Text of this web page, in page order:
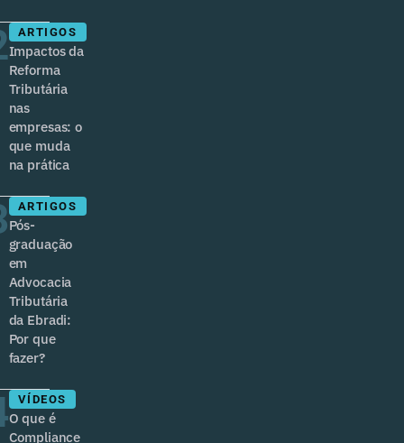
ARTIGOS
Impactos da
Reforma
Tributária
nas
empresas: o
que muda
na prática
ARTIGOS
Pós-
graduação
em
Advocacia
Tributária
da Ebradi:
Por que
fazer?
VÍDEOS
O que é
Compliance